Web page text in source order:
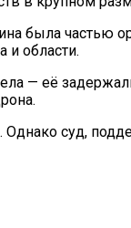
была частью
и области.
— её
суд,